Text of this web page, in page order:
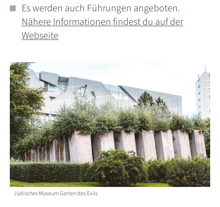
Es werden auch Führungen angeboten.
Nähere Informationen findest du auf der
Webseite
Jüdisches Museum Garten des Exils